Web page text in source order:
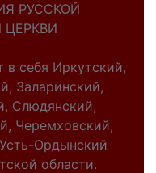
РУССКОЙ
ЦЕРКВИ
в себя Иркутский,
Заларинский,
Слюдянский,
Черемховский,
Ордынский
области.